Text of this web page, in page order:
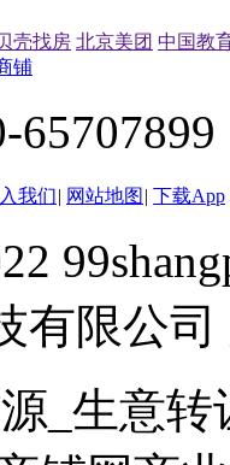
壳找房 北京美团 中国教
铺
我们| 网站地图 | 下载App
有限公